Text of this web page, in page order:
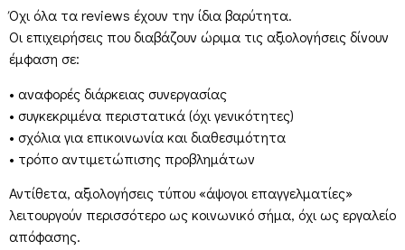
Όχι όλα τα reviews έχουν την ίδια βαρύτητα.
Οι επιχειρήσεις που διαβάζουν ώριμα τις αξιολογήσεις δίνουν
έμφαση σε:
• αναφορές διάρκειας συνεργασίας
• συγκεκριμένα περιστατικά (όχι γενικότητες)
• σχόλια για επικοινωνία και διαθεσιμότητα
• τρόπο αντιμετώπισης προβλημάτων
Αντίθετα, αξιολογήσεις τύπου «άψογοι επαγγελματίες»
λειτουργούν περισσότερο ως κοινωνικό σήμα, όχι ως εργαλείο
απόφασης.